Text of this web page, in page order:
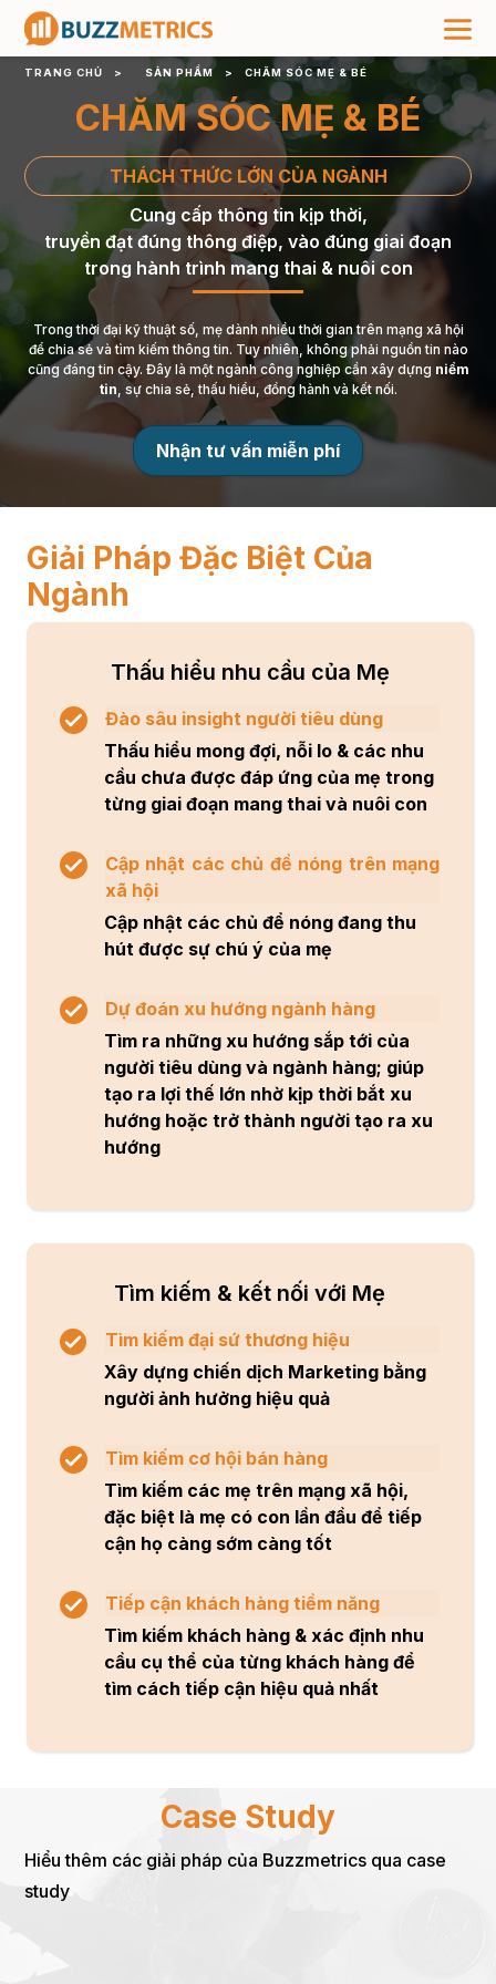
TRANG CHỦ > SẢN PHẨM > CHĂM SÓC MẸ & BÉ
CHĂM SÓC MẸ & BÉ
THÁCH THỨC LỚN CỦA NGÀNH
Cung cấp thông tin kịp thời,
truyền đạt đúng thông điệp, vào đúng giai đoạn
trong hành trình mang thai & nuôi con
Trong thời đại kỹ thuật số, mẹ dành nhiều thời gian trên mạng xã hội
để chia sẻ và tìm kiếm thông tin. Tuy nhiên, không phải nguồn tin nào
cũng đáng tin cậy. Đây là một ngành công nghiệp cần xây dựng niềm
tin, sự chia sẻ, thấu hiểu, đồng hành và kết nối.
Nhận tư vấn miễn phí
Giải Pháp Đặc Biệt Của
Ngành
Thấu hiểu nhu cầu của Mẹ
Đào sâu insight người tiêu dùng
Thấu hiểu mong đợi, nỗi lo & các nhu
cầu chưa được đáp ứng của mẹ trong
từng giai đoạn mang thai và nuôi con
Cập nhật các chủ đề nóng trên mạng
xã hội
Cập nhật các chủ để nóng đang thu
hút được sự chú ý của mẹ
Dự đoán xu hướng ngành hàng
Tìm ra những xu hướng sắp tới của
người tiêu dùng và ngành hàng; giúp
tạo ra lợi thế lớn nhờ kịp thời bắt xu
hướng hoặc trở thành người tạo ra xu
hướng
Tìm kiếm & kết nối với Mẹ
Tìm kiếm đại sứ thương hiệu
Xây dựng chiến dịch Marketing bằng
người ảnh hưởng hiệu quả
Tìm kiếm cơ hội bán hàng
Tìm kiếm các mẹ trên mạng xã hội,
đặc biệt là mẹ có con lần đầu để tiếp
cận họ càng sớm càng tốt
Tiếp cận khách hàng tiềm năng
Tìm kiếm khách hàng & xác định nhu
cầu cụ thể của từng khách hàng để
tìm cách tiếp cận hiệu quả nhất
Case Study
Hiểu thêm các giải pháp của Buzzmetrics qua case
study